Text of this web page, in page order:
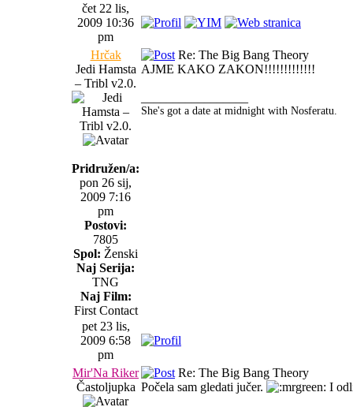
čet 22 lis,
2009 10:36
pm
Hrčak
Jedi Hamsta
– Tribl v2.0.
Pridružen/a:
pon 26 sij,
2009 7:16
pm
Postovi:
7805
Spol: Ženski
Naj Serija:
TNG
Naj Film:
First Contact
Re: The Big Bang Theory
AJME KAKO ZAKON!!!!!!!!!!!!!
She's got a date at midnight with Nosferatu.
pet 23 lis,
2009 6:58
pm
Mir'Na Riker
Častoljupka
Re: The Big Bang Theory
Počela sam gledati jučer.
I